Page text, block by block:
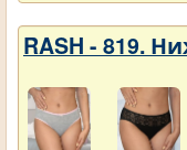
RASH - 819.